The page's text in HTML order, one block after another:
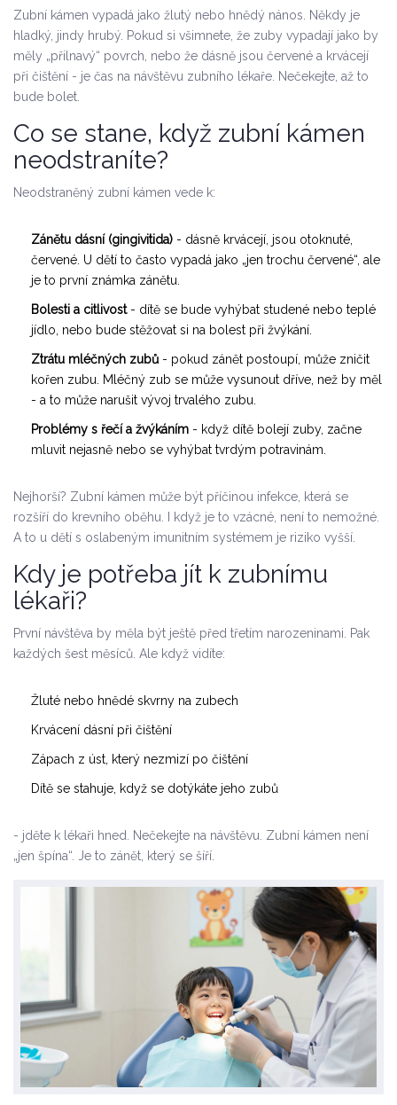
Zubní kámen vypadá jako žlutý nebo hnědý nános. Někdy je
hladký, jindy hrubý. Pokud si všimnete, že zuby vypadají jako by
měly „přilnavý“ povrch, nebo že dásně jsou červené a krvácejí
při čištění - je čas na návštěvu zubního lékaře. Nečekejte, až to
bude bolet.
Co se stane, když zubní kámen
neodstraníte?
Neodstraněný zubní kámen vede k:
Zánětu dásní (gingivitida) - dásně krvácejí, jsou otoknuté,
červené. U dětí to často vypadá jako „jen trochu červené“, ale
je to první známka zánětu.
Bolesti a citlivost- dítě se bude vyhýbat studené nebo teplé
jídlo, nebo bude stěžovat si na bolest při žvýkání.
Ztrátu mléčných zubů- pokud zánět postoupí, může zničit
kořen zubu. Mléčný zub se může vysunout dříve, než by měl
- a to může narušit vývoj trvalého zubu.
Problémy s řečí a žvýkáním - když dítě bolejí zuby, začne
mluvit nejasně nebo se vyhýbat tvrdým potravinám.
Nejhorší? Zubní kámen může být příčinou infekce, která se
rozšíří do krevního oběhu. I když je to vzácné, není to nemožné.
A to u dětí s oslabeným imunitním systémem je riziko vyšší.
Kdy je potřeba jít k zubnímu
lékaři?
První návštěva by měla být ještě před třetím narozeninami. Pak
každých šest měsíců. Ale když vidíte:
Žluté nebo hnědé skvrny na zubech
Krvácení dásní při čištění
Zápach z úst, který nezmizí po čištění
Dítě se stahuje, když se dotýkáte jeho zubů
- jděte k lékaři hned. Nečekejte na návštěvu. Zubní kámen není
„jen špína“. Je to zánět, který se šíří.